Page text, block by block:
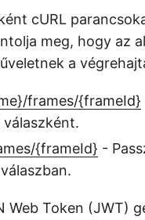
cURL
meg, hogy az
a
frames/{frameId}
{frameId} -
Web Token (JWT)